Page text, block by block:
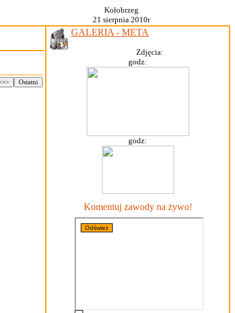
Kołobrzeg
21 sierpnia 2010r
Ostatni
GALERIA - META
Zdjęcia:
godz:
godz:
Komentuj zawody na żywo!